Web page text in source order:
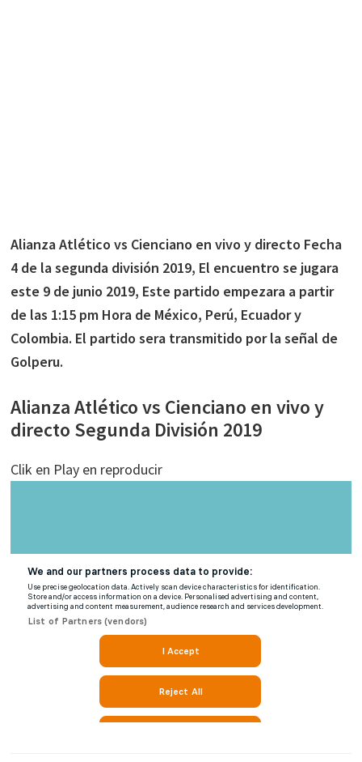
Alianza Atlético vs Cienciano en vivo y directo Fecha
4 de la segunda división 2019, El encuentro se jugara
este 9 de junio 2019, Este partido empezara a partir
de las 1:15 pm Hora de México, Perú, Ecuador y
Colombia. El partido sera transmitido por la señal de
Golperu.
Alianza Atlético vs Cienciano en vivo y
directo Segunda División 2019
Clik en Play en reproducir